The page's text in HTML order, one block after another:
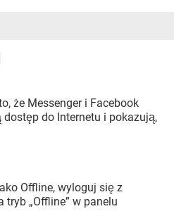
że Messenger i Facebook
do Internetu i pokazują,
Offline, wyloguj się z
tryb „Offline” w panelu